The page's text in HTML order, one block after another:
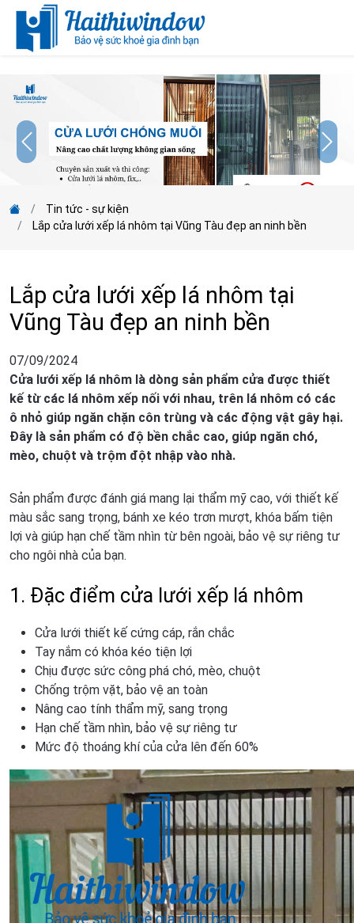
Tin tức - sự kiện
Lắp cửa lưới xếp lá nhôm tại Vũng Tàu đẹp an ninh bền
Lắp cửa lưới xếp lá nhôm tại
Vũng Tàu đẹp an ninh bền
07/09/2024
Cửa lưới xếp lá nhôm là dòng sản phẩm cửa được thiết
kế từ các lá nhôm xếp nối với nhau, trên lá nhôm có các
ô nhỏ giúp ngăn chặn côn trùng và các động vật gây hại.
Đây là sản phẩm có độ bền chắc cao, giúp ngăn chó,
mèo, chuột và trộm đột nhập vào nhà.
Sản phẩm được đánh giá mang lại thẩm mỹ cao, với thiết kế
màu sắc sang trọng, bánh xe kéo trơn mượt, khóa bấm tiện
lợi và giúp hạn chế tầm nhìn từ bên ngoài, bảo vệ sự riêng tư
cho ngôi nhà của bạn.
1. Đặc điểm cửa lưới xếp lá nhôm
Cửa lưới thiết kế cứng cáp, rắn chắc
Tay nắm có khóa kéo tiện lợi
Chịu được sức công phá chó, mèo, chuột
Chống trộm vặt, bảo vệ an toàn
Nâng cao tính thẩm mỹ, sang trọng
Hạn chế tầm nhìn, bảo vệ sự riêng tư
Mức độ thoáng khí của cửa lên đến 60%